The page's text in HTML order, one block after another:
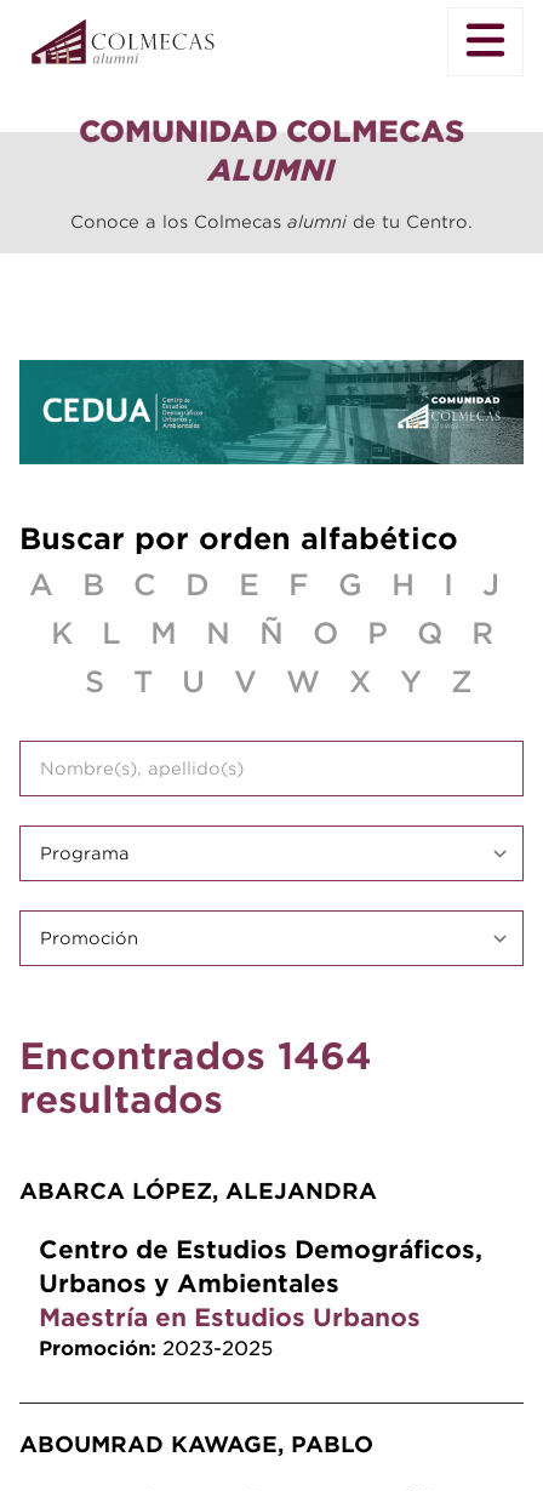
COMUNIDAD COLMECAS
ALUMNI
Conoce a los Colmecas alumni de tu Centro.
Buscar por orden alfabético
A
B C D E F G H I
J
K
L M N Ñ O P Q
R
S
T U V W X Y Z
Encontrados 1464
resultados
ABARCA LÓPEZ, ALEJANDRA
Centro de Estudios Demográficos,
Urbanos y Ambientales
Maestría en Estudios Urbanos
Promoción: 2023-2025
ABOUMRAD KAWAGE, PABLO